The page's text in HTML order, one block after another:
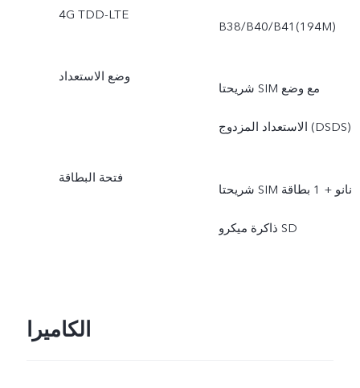
4G TDD-LTE
B38/B40/B41(194M)
وضع الاستعداد
شريحتا SIM مع وضع
الاستعداد المزدوج (DSDS)
فتحة البطاقة
شريحتا SIM نانو + 1 بطاقة
ذاكرة ميكرو SD
الكاميرا